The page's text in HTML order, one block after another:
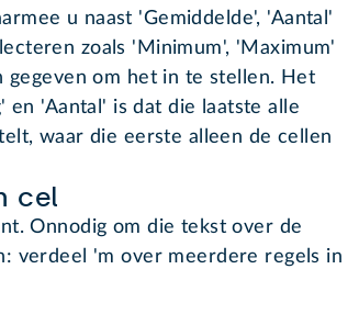
u naast 'Gemiddelde', 'Aantal'
zoals 'Minimum', 'Maximum'
gegeven om het in te stellen. Het
en 'Aantal' is dat die laatste alle
waar die eerste alleen de cellen
cel
Onnodig om die tekst over de
verdeel 'm over meerdere regels in